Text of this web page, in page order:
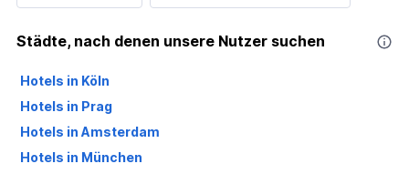
Städte, nach denen unsere Nutzer suchen
Hotels in Köln
Hotels in Prag
Hotels in Amsterdam
Hotels in München